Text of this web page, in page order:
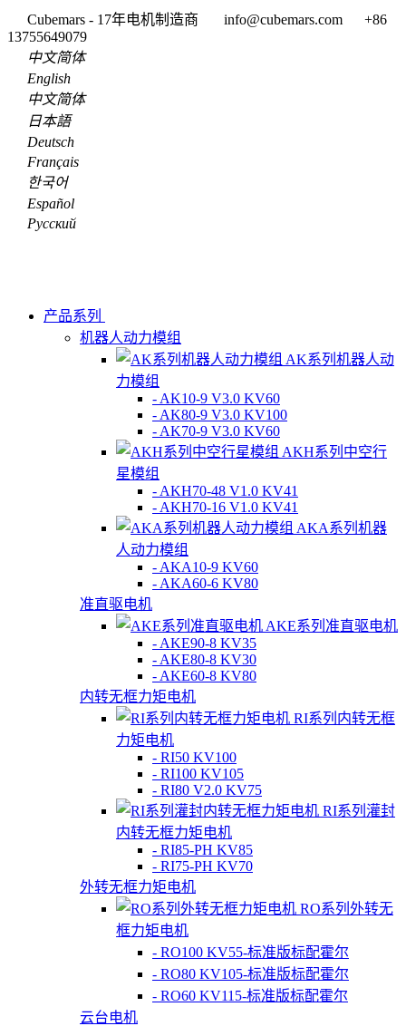
Cubemars - 17年电机制造商 info@cubemars.com
+86
13755649079
中文简体
English
中文简体
日本語
Deutsch
Français
한국어
Español
Pусский
产品系列
机器人动力模组
AK系列机器人动
力模组
- AK10-9 V3.0 KV60
- AK80-9 V3.0 KV100
- AK70-9 V3.0 KV60
AKH系列中空行
星模组
- AKH70-48 V1.0 KV41
- AKH70-16 V1.0 KV41
AKA系列机器
人动力模组
- AKA10-9 KV60
- AKA60-6 KV80
准直驱电机
AKE系列准直驱电机
- AKE90-8 KV35
- AKE80-8 KV30
- AKE60-8 KV80
内转无框力矩电机
RI系列内转无框
力矩电机
- RI50 KV100
- RI100 KV105
- RI80 V2.0 KV75
RI系列灌封
内转无框力矩电机
- RI85-PH KV85
- RI75-PH KV70
外转无框力矩电机
RO系列外转无
框力矩电机
- RO100 KV55-标准版标配霍尔
- RO80 KV105-标准版标配霍尔
- RO60 KV115-标准版标配霍尔
云台电机